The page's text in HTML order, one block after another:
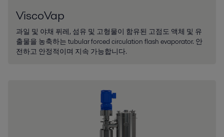
농산물 가공
든 곳에 존재합니다.
ViscoVap
과일 및 야채 퓌레, 섬유 및 고형물이 함유된 고점도 액체 및 유
출물을 농축하는 tubular forced circulation flash evaporator. 안
전하고 안정적이며 지속 가능합니다.